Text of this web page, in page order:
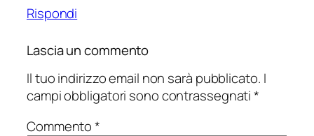
Rispondi
Lascia un commento
Il tuo indirizzo email non sarà pubblicato. I
campi obbligatori sono contrassegnati*
Commento*